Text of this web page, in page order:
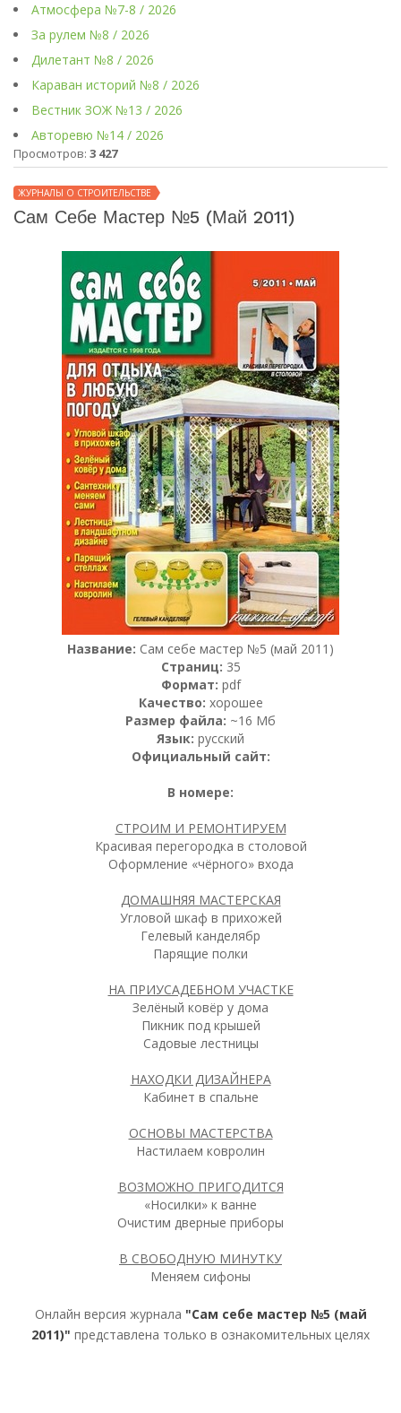
Атмосфера №7-8 / 2026
За рулем №8 / 2026
Дилетант №8 / 2026
Караван историй №8 / 2026
Вестник ЗОЖ №13 / 2026
Авторевю №14 / 2026
Просмотров: 3 427
ЖУРНАЛЫ О СТРОИТЕЛЬСТВЕ
Сам Себе Мастер №5 (май 2011)
Название: Сам себе мастер №5 (май 2011)
Страниц: 35
Формат: pdf
Качество: хорошее
Размер файла: ~16 Мб
Язык: русский
Официальный сайт:
В номере:
СТРОИМ И РЕМОНТИРУЕМ
Красивая перегородка в столовой
Оформление «чёрного» входа
ДОМАШНЯЯ МАСТЕРСКАЯ
Угловой шкаф в прихожей
Гелевый канделябр
Парящие полки
НА ПРИУСАДЕБНОМ УЧАСТКЕ
Зелёный ковёр у дома
Пикник под крышей
Садовые лестницы
НАХОДКИ ДИЗАЙНЕРА
Кабинет в спальне
ОСНОВЫ МАСТЕРСТВА
Настилаем ковролин
ВОЗМОЖНО ПРИГОДИТСЯ
«Носилки» к ванне
Очистим дверные приборы
В СВОБОДНУЮ МИНУТКУ
Меняем сифоны
Онлайн версия журнала "Сам себе мастер №5 (май
2011)" представлена только в ознакомительных целях